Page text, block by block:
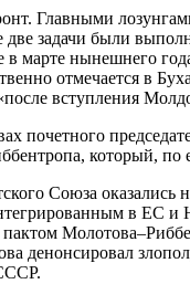
Главными
задачи были
марте нынешнего
отмечается в
вступления
почетного
который,
Союза
в ЕС и
денонсировал